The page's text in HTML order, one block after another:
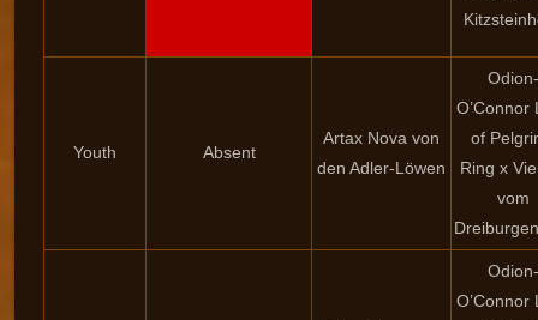
Youth Absent
Artax Nova von
den Adler-Löwen
Odion-
O’Connor
of
Ring x
vom
Odion-
O’Connor